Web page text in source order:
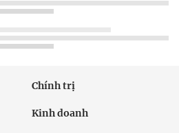
Chính trị
Kinh doanh